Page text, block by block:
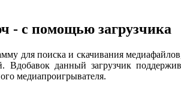
- с помощью загрузчика
для поиска и скачивания
Вдобавок данный загрузчик
медиапроигрывателя.